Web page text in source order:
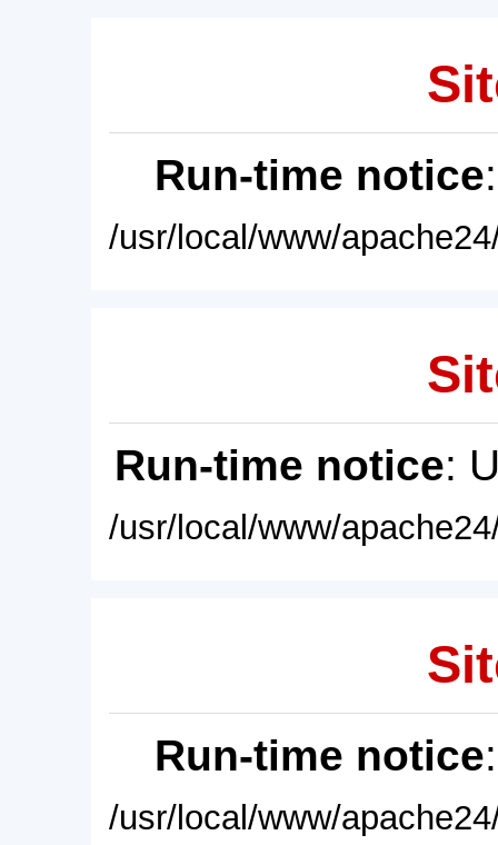
Run-time notice
/usr/local/www/
Run-time notice:
/usr/local/www/
Run-time notice
/usr/local/www/